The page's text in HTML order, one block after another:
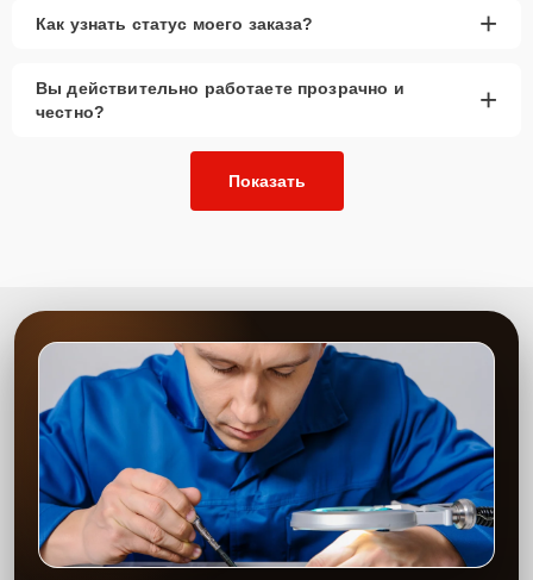
Как узнать статус моего заказа? +
Вы действительно работаете прозрачно и
честно?
+
Показать